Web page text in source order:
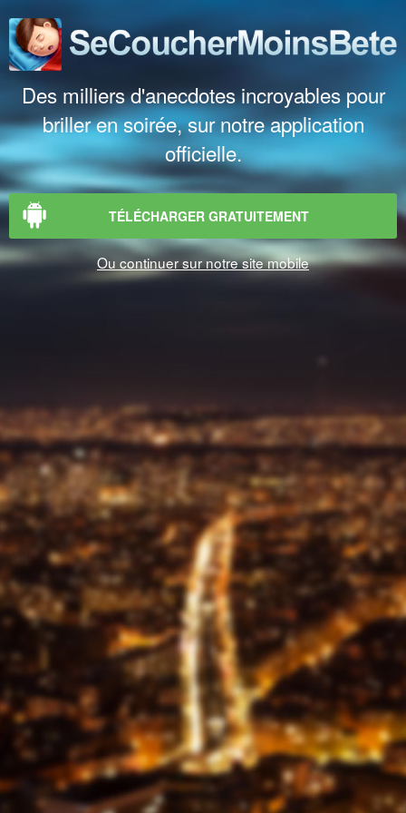
Des milliers d'anecdotes incroyables pour
briller en soirée, sur notre application
officielle.
TÉLÉCHARGER GRATUITEMENT
Ou continuer sur notre site mobile